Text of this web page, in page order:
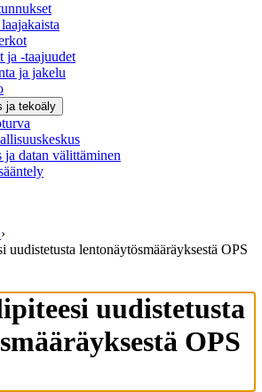
ja -taajuudet
ja jakelu
ja tekoäly
ja datan välittäminen
›
uudistetusta lentonäytösmääräyksestä OPS
uudistetusta
OPS